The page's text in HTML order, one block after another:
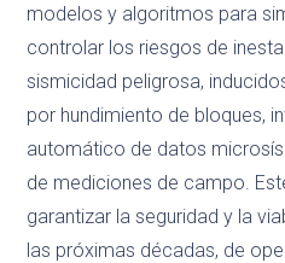
modelos y algoritmos para
controlar los riesgos de
sismicidad peligrosa,
por hundimiento de bloques,
automático de datos
de mediciones de campo.
garantizar la seguridad y la
las próximas décadas, de